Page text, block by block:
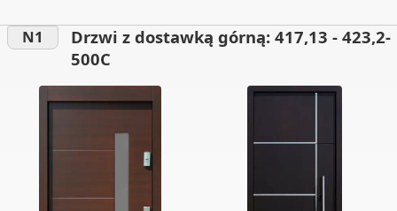
N1
Drzwi z dostawką górną: 417,13 - 423,2-
500C